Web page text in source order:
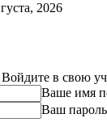
2026
в свою
Ваше имя
Ваш пароль